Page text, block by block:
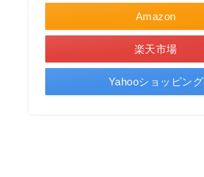
Amazon
楽天市場
Yahooショッピング